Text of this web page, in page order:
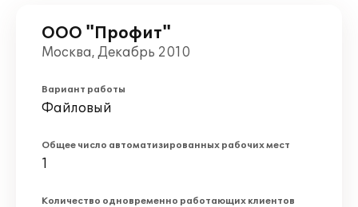
ООО "Профит"
Москва, Декабрь 2010
Вариант работы
Файловый
Общее число автоматизированных рабочих мест
1
Количество одновременно работающих клиентов